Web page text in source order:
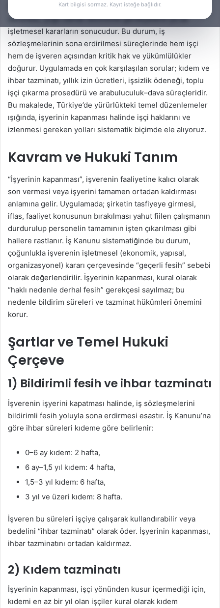
Kart bilgisi sormaz. Kayıt isteğe bağlıdır.
İşyerinin tamamen kapanması ya da faaliyetine son
verilmesi, çoğu zaman ekonomik gerekçelerin ya da
işletmesel kararların sonucudur. Bu durum, iş
sözleşmelerinin sona erdirilmesi süreçlerinde hem işçi
hem de işveren açısından kritik hak ve yükümlülükler
doğurur. Uygulamada en çok karşılaşılan sorular; kıdem ve
ihbar tazminatı, yıllık izin ücretleri, işsizlik ödeneği, toplu
işçi çıkarma prosedürü ve arabuluculuk–dava süreçleridir.
Bu makalede, Türkiye’de yürürlükteki temel düzenlemeler
ışığında, işyerinin kapanması halinde işçi haklarını ve
izlenmesi gereken yolları sistematik biçimde ele alıyoruz.
Kavram ve Hukuki Tanım
“İşyerinin kapanması”, işverenin faaliyetine kalıcı olarak
son vermesi veya işyerini tamamen ortadan kaldırması
anlamına gelir. Uygulamada; şirketin tasfiyeye girmesi,
iflas, faaliyet konusunun bırakılması yahut fiilen çalışmanın
durdurulup personelin tamamının işten çıkarılması gibi
hallere rastlanır. İş Kanunu sistematiğinde bu durum,
çoğunlukla işverenin işletmesel (ekonomik, yapısal,
organizasyonel) kararı çerçevesinde “geçerli fesih” sebebi
olarak değerlendirilir. İşyerinin kapanması, kural olarak
“haklı nedenle derhal fesih” gerekçesi sayılmaz; bu
nedenle bildirim süreleri ve tazminat hükümleri önemini
korur.
Şartlar ve Temel Hukuki
Çerçeve
1) Bildirimli fesih ve ihbar tazminatı
İşverenin işyerini kapatması halinde, iş sözleşmelerini
bildirimli fesih yoluyla sona erdirmesi esastır. İş Kanunu’na
göre ihbar süreleri kıdeme göre belirlenir:
0–6 ay kıdem: 2 hafta,
6 ay–1,5 yıl kıdem: 4 hafta,
1,5–3 yıl kıdem: 6 hafta,
3 yıl ve üzeri kıdem: 8 hafta.
İşveren bu süreleri işçiye çalışarak kullandırabilir veya
bedelini “ihbar tazminatı” olarak öder. İşyerinin kapanması,
ihbar tazminatını ortadan kaldırmaz.
2) Kıdem tazminatı
İşyerinin kapanması, işçi yönünden kusur içermediği için,
kıdemi en az bir yıl olan işçiler kural olarak kıdem